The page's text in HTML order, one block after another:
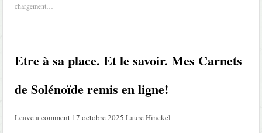
chargement…
Etre à sa place. Et le savoir. Mes Carnets
de Solénoïde remis en ligne!
Leave a comment 17 octobre 2025 Laure Hinckel